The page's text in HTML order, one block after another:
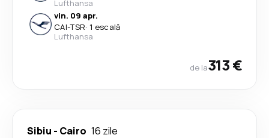
Lufthansa
vin. 09 apr.
CAI-TSR· 1 escală
Lufthansa
de la313 €
Sibiu - Cairo 16 zile